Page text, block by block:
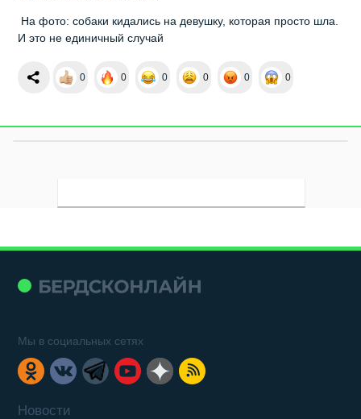
На фото: собаки кидались на девушку, которая просто шла.
И это не единичный случай
0 0 0 0 0 0
Новости
Мы в социальных сетях